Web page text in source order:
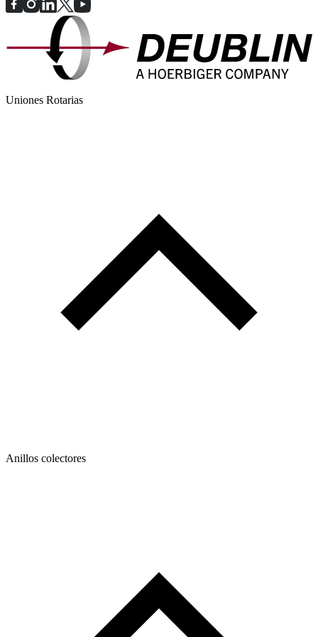
Uniones Rotarias
Anillos colectores